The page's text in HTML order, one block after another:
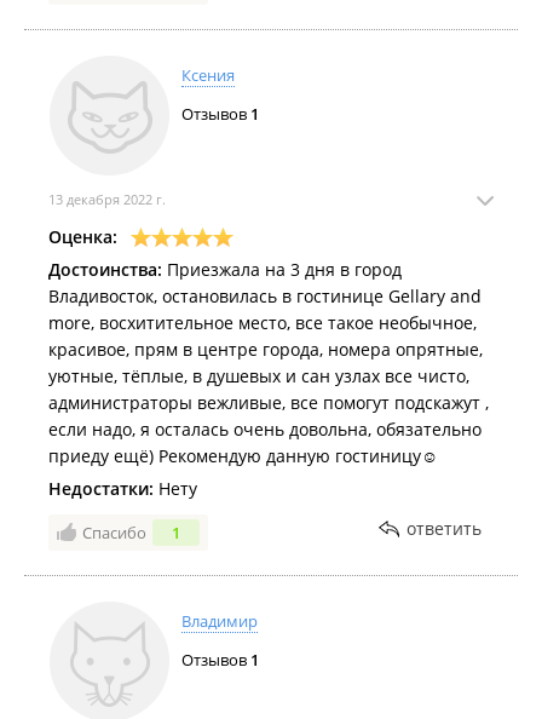
Ксения
Отзывов 1
13 декабря 2022 г.
Оценка:
Достоинства: Приезжала на 3 дня в город
Владивосток, остановилась в гостинице Gellary and
more, восхитительное место, все такое необычное,
красивое, прям в центре города, номера опрятные,
уютные, тёплые, в душевых и сан узлах все чисто,
администраторы вежливые, все помогут подскажут ,
если надо, я осталась очень довольна, обязательно
приеду ещё) Рекомендую данную гостиницу☺️
Недостатки: Нету
Спасибо 1 ответить
Владимир
Отзывов 1